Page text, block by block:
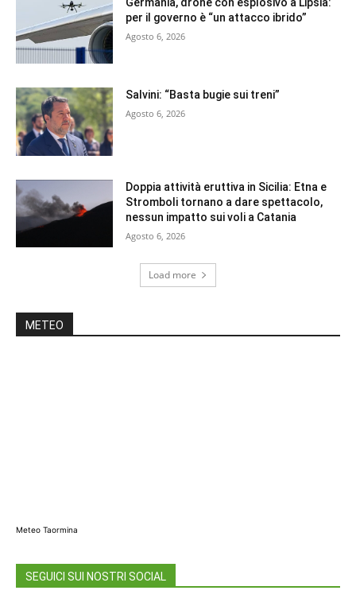
Germania, drone con esplosivo a Lipsia:
per il governo è “un attacco ibrido”
Agosto 6, 2026
Salvini: “Basta bugie sui treni”
Agosto 6, 2026
Doppia attività eruttiva in Sicilia: Etna e
Stromboli tornano a dare spettacolo,
nessun impatto sui voli a Catania
Agosto 6, 2026
Load more
METEO
Meteo Taormina
SEGUICI SUI NOSTRI SOCIAL